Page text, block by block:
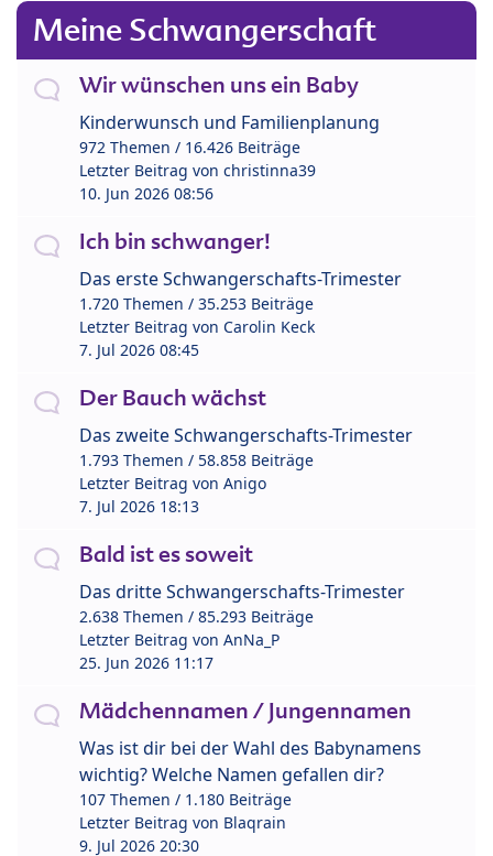
Meine Schwangerschaft
Wir wünschen uns ein Baby
Kinderwunsch und Familienplanung
972 Themen / 16.426 Beiträge
Letzter Beitrag von christinna39
10. Jun 2026 08:56
Ich bin schwanger!
Das erste Schwangerschafts-Trimester
1.720 Themen / 35.253 Beiträge
Letzter Beitrag von Carolin Keck
7. Jul 2026 08:45
Der Bauch wächst
Das zweite Schwangerschafts-Trimester
1.793 Themen / 58.858 Beiträge
Letzter Beitrag von Anigo
7. Jul 2026 18:13
Bald ist es soweit
Das dritte Schwangerschafts-Trimester
2.638 Themen / 85.293 Beiträge
Letzter Beitrag von AnNa_P
25. Jun 2026 11:17
Mädchennamen / Jungennamen
Was ist dir bei der Wahl des Babynamens
wichtig? Welche Namen gefallen dir?
107 Themen / 1.180 Beiträge
Letzter Beitrag von Blaqrain
9. Jul 2026 20:30